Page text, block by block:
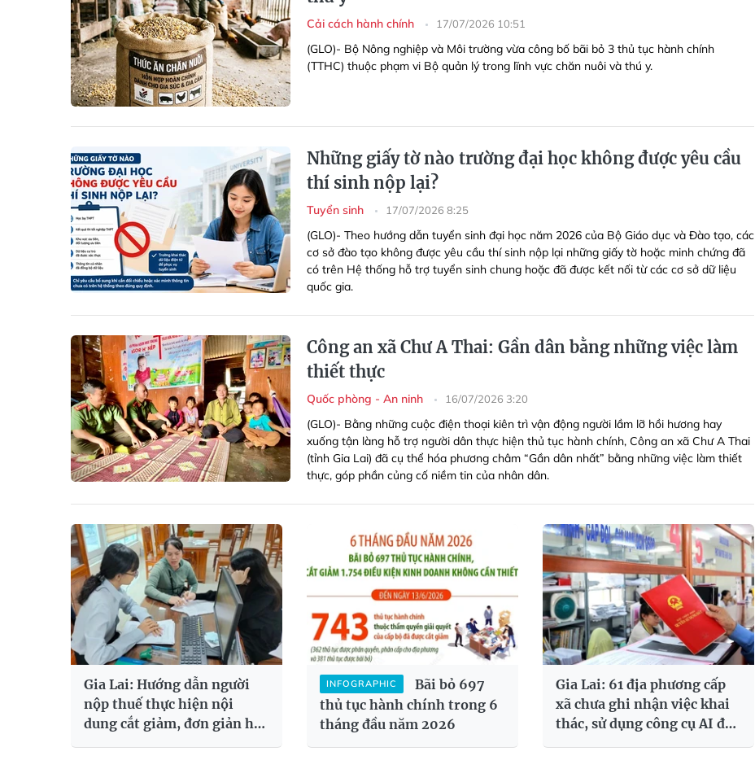
Cải cách hành chính 17/07/2026 10:51
(GLO)- Bộ Nông nghiệp và Môi trường vừa công bố bãi bỏ 3 thủ tục hành chính
(TTHC) thuộc phạm vi Bộ quản lý trong lĩnh vực chăn nuôi và thú y.
Những giấy tờ nào trường đại học không được yêu cầu
thí sinh nộp lại?
Tuyển sinh 17/07/2026 8:25
(GLO)- Theo hướng dẫn tuyển sinh đại học năm 2026 của Bộ Giáo dục và Đào tạo, các
cơ sở đào tạo không được yêu cầu thí sinh nộp lại những giấy tờ hoặc minh chứng đã
có trên Hệ thống hỗ trợ tuyển sinh chung hoặc đã được kết nối từ các cơ sở dữ liệu
quốc gia.
Công an xã Chư A Thai: Gần dân bằng những việc làm
thiết thực
Quốc phòng - An ninh 16/07/2026 3:20
(GLO)- Bằng những cuộc điện thoại kiên trì vận động người lầm lỡ hồi hương hay
xuống tận làng hỗ trợ người dân thực hiện thủ tục hành chính, Công an xã Chư A Thai
(tỉnh Gia Lai) đã cụ thể hóa phương châm “Gần dân nhất” bằng những việc làm thiết
thực, góp phần củng cố niềm tin của nhân dân.
Gia Lai: Hướng dẫn người
nộp thuế thực hiện nội
dung cắt giảm, đơn giản hóa
TTHC thuế
INFOGRAPHIC
Bãi bỏ 697
thủ tục hành chính trong 6
tháng đầu năm 2026
Gia Lai: 61 địa phương cấp
xã chưa ghi nhận việc khai
thác, sử dụng công cụ AI đất
đai